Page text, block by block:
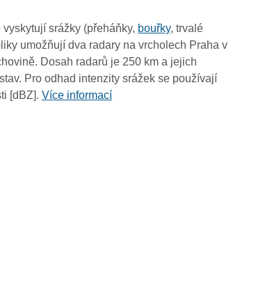
srážky (přeháňky, bouřky, trvalé
umožňují dva radary na vrcholech Praha v
Dosah radarů je 250 km a jejich
Pro odhad intenzity srážek se používají
[dBZ].Více informací